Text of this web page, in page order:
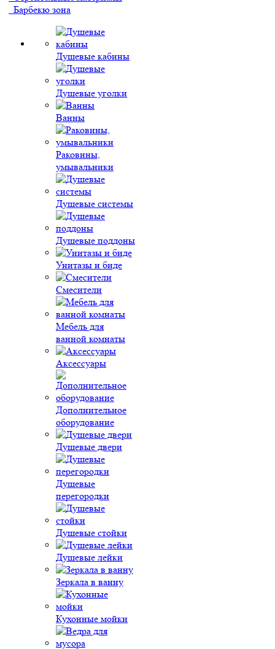
Барбекю зона
Душевые кабины
Душевые уголки
Ванны
Раковины,
умывальники
Душевые системы
Душевые поддоны
Унитазы и биде
Смесители
Мебель для
ванной комнаты
Аксессуары
Дополнительное
оборудование
Душевые двери
Душевые
перегородки
Душевые стойки
Душевые лейки
Зеркала в ванну
Кухонные мойки